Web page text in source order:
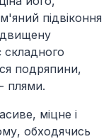
підвіконня
складного
подряпини,
плями.
міцне і
обходячись